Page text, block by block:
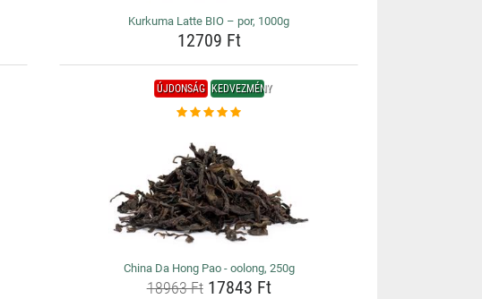
Kurkuma Latte BIO – por, 1000g
12709 Ft
ÚJDONSÁG KEDVEZMÉNY
China Da Hong Pao - oolong, 250g
18963 Ft17843 Ft